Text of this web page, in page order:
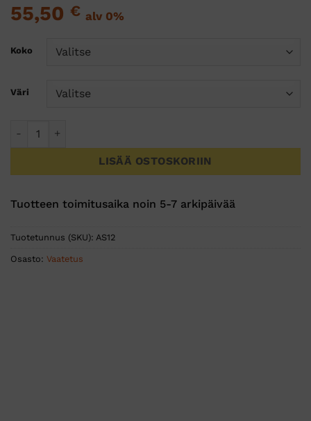
55,50 € alv 0%
Koko
Väri
LISÄÄ OSTOSKORIIN
Tuotteen toimitusaika noin 5-7 arkipäivää
Tuotetunnus (SKU): AS12
Osasto: Vaatetus